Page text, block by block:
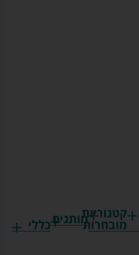
קטגוריות
מובחרותמותגים
גרקו
כללי